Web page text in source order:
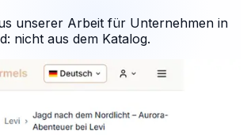
unserer Arbeit für Unternehmen in
nicht aus dem Katalog.